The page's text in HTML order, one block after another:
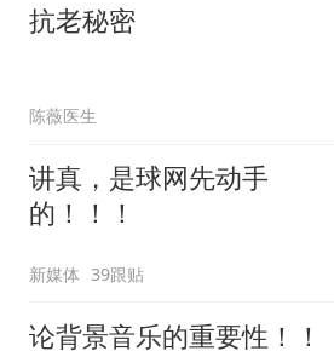
抗老秘密
陈薇医生
讲真，是球网先动手
的！！！
新媒体 39跟贴
论背景音乐的重要性！！